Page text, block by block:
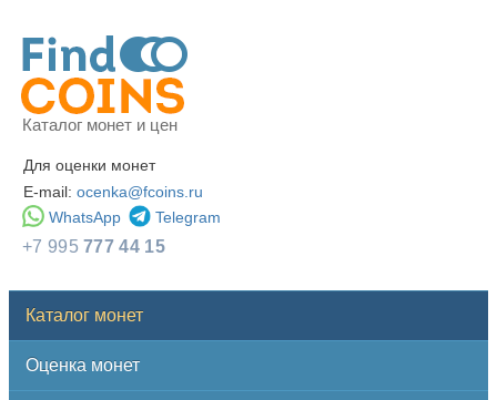
Каталог монет и цен
Для оценки монет
E-mail: ocenka@fcoins.ru
WhatsApp
Telegram
+7 995777 44 15
Каталог монет
Оценка монет